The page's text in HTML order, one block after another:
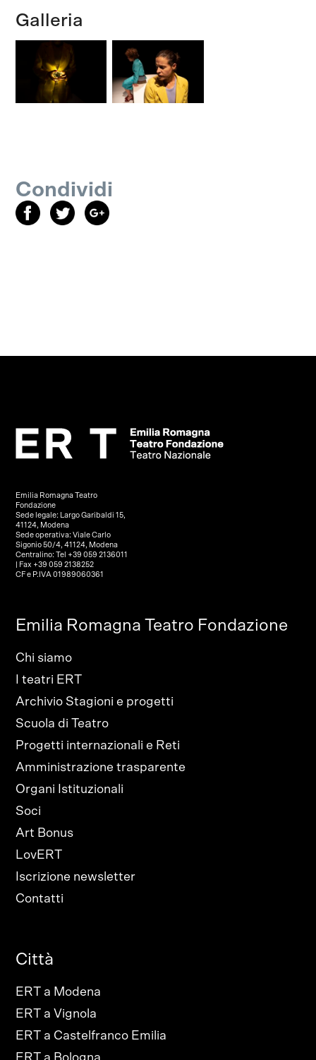
Galleria
Condividi
Emilia Romagna Teatro
Fondazione
Sede legale: Largo Garibaldi 15,
41124, Modena
Sede operativa: Viale Carlo
Sigonio 50/4, 41124, Modena
Centralino: Tel +39 059 2136011
| Fax +39 059 2138252
CF e P.IVA 01989060361
Emilia Romagna Teatro Fondazione
Chi siamo
I teatri ERT
Archivio Stagioni e progetti
Scuola di Teatro
Progetti internazionali e Reti
Amministrazione trasparente
Organi Istituzionali
Soci
Art Bonus
LovERT
Iscrizione newsletter
Contatti
Città
ERT a Modena
ERT a Vignola
ERT a Castelfranco Emilia